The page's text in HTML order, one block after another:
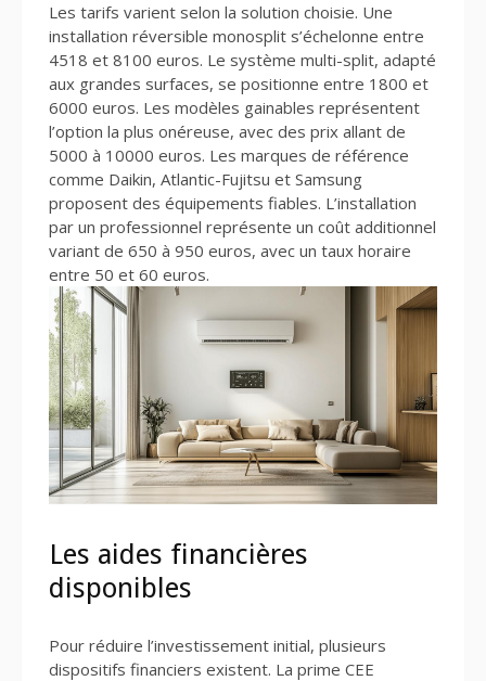
Les tarifs varient selon la solution choisie. Une
installation réversible monosplit s’échelonne entre
4518 et 8100 euros. Le système multi-split, adapté
aux grandes surfaces, se positionne entre 1800 et
6000 euros. Les modèles gainables représentent
l’option la plus onéreuse, avec des prix allant de
5000 à 10000 euros. Les marques de référence
comme Daikin, Atlantic-Fujitsu et Samsung
proposent des équipements fiables. L’installation
par un professionnel représente un coût additionnel
variant de 650 à 950 euros, avec un taux horaire
entre 50 et 60 euros.
Les aides financières
disponibles
Pour réduire l’investissement initial, plusieurs
dispositifs financiers existent. La prime CEE